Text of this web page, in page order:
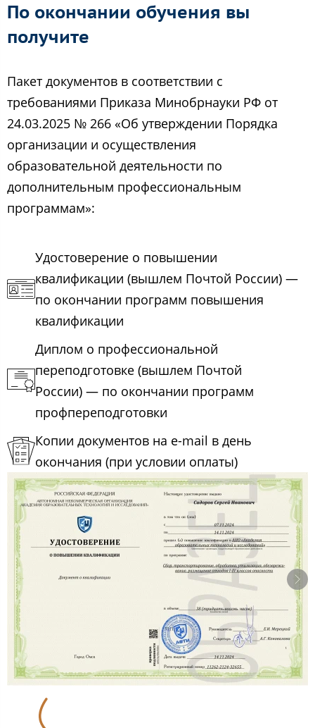
По окончании обучения вы
получите
Пакет документов в соответствии с
требованиями Приказа Минобрнауки РФ от
24.03.2025 № 266 «Об утверждении Порядка
организации и осуществления
образовательной деятельности по
дополнительным профессиональным
программам»:
Удостоверение о повышении
квалификации (вышлем Почтой России) —
по окончании программ повышения
квалификации
Диплом о профессиональной
переподготовке (вышлем Почтой
России) — по окончании программ
профпереподготовки
Копии документов на e-mail в день
окончания (при условии оплаты)